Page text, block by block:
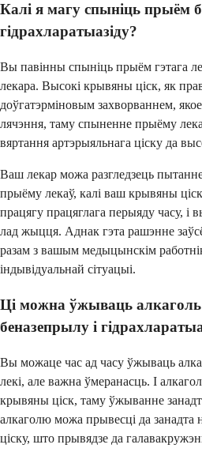
Калі я магу спыніць прыём
гідрахларатыазіду?
Вы павінны спыніць прыём гэтага
лекара. Высокі крывяны ціск, як
доўгатэрміновым захворваннем,
лячэння, таму спыненне прыёму
вяртання артэрыяльнага ціску да
Ваш лекар можа разгледзець
прыёму лекаў, калі ваш крывяны
працягу працяглага перыяду часу, і
лад жыцця. Аднак гэта рашэнне
разам з вашым медыцынскім
індывідуальнай сітуацыі.
Ці можна ўжываць
беназепрылу і
Вы можаце час ад часу ўжываць
лекі, але важна ўмеранасць. І
крывяны ціск, таму ўжыванне
алкаголю можа прывесці да занадта
ціску, што прывядзе да